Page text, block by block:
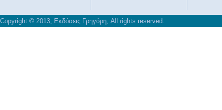
Copyright © 2013, Εκδόσεις Γρηγόρη, All rights reserved.